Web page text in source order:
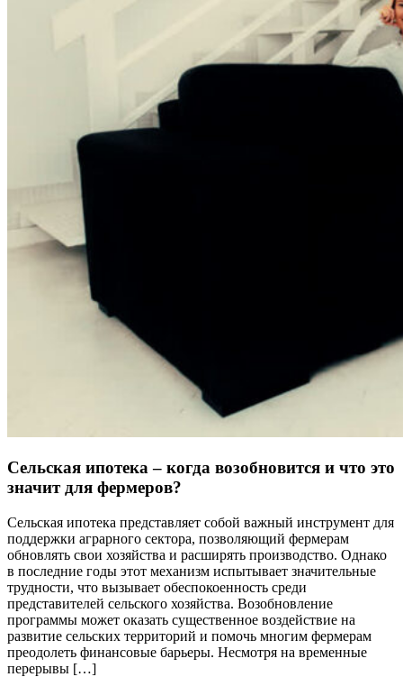
Сельская ипотека – когда возобновится и что это
значит для фермеров?
Сельская ипотека представляет собой важный инструмент для
поддержки аграрного сектора, позволяющий фермерам
обновлять свои хозяйства и расширять производство. Однако
в последние годы этот механизм испытывает значительные
трудности, что вызывает обеспокоенность среди
представителей сельского хозяйства. Возобновление
программы может оказать существенное воздействие на
развитие сельских территорий и помочь многим фермерам
преодолеть финансовые барьеры. Несмотря на временные
перерывы […]